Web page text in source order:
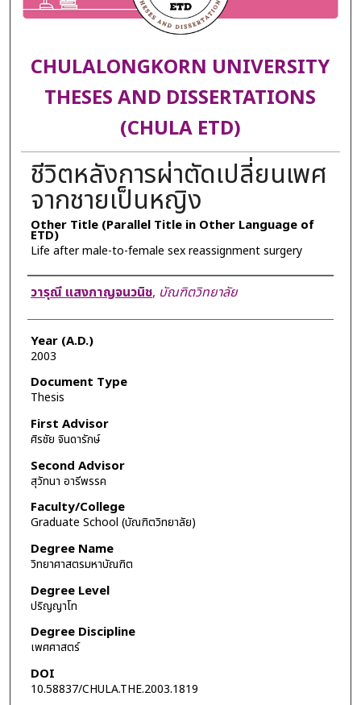
CHULALONGKORN UNIVERSITY
THESES AND DISSERTATIONS
(CHULA ETD)
ชีวิตหลังการผ่าตัดเปลี่ยนเพศ
จากชายเป็นหญิง
Other Title (Parallel Title in Other Language of
ETD)
Life after male-to-female sex reassignment surgery
Author
วารุณี แสงกาญจนวนิช, บัณฑิตวิทยาลัย
Year (A.D.)
2003
Document Type
Thesis
First Advisor
ศิรชัย จินดารักษ์
Second Advisor
สุวัทนา อารีพรรค
Faculty/College
Graduate School (บัณฑิตวิทยาลัย)
Degree Name
วิทยาศาสตรมหาบัณฑิต
Degree Level
ปริญญาโท
Degree Discipline
เพศศาสตร์
DOI
10.58837/CHULA.THE.2003.1819